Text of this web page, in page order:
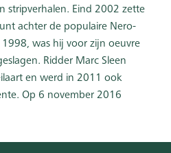
stripverhalen. Eind 2002 zette
achter de populaire Nero-
was hij voor zijn oeuvre
Ridder Marc Sleen
en werd in 2011 ook
Op 6 november 2016